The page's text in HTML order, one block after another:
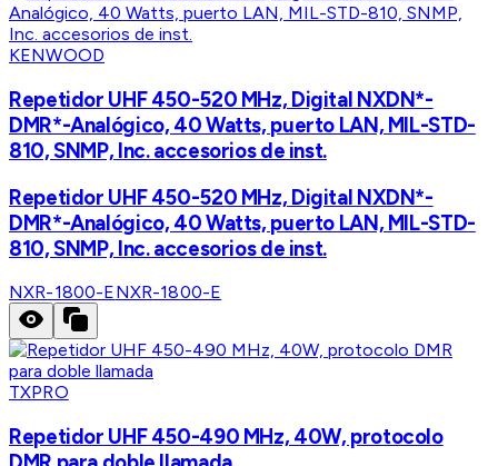
KENWOOD
Repetidor UHF 450-520 MHz, Digital NXDN*-
DMR*-Analógico, 40 Watts, puerto LAN, MIL-STD-
810, SNMP, Inc. accesorios de inst.
Repetidor UHF 450-520 MHz, Digital NXDN*-
DMR*-Analógico, 40 Watts, puerto LAN, MIL-STD-
810, SNMP, Inc. accesorios de inst.
NXR-1800-ENXR-1800-E
TXPRO
Repetidor UHF 450-490 MHz, 40W, protocolo